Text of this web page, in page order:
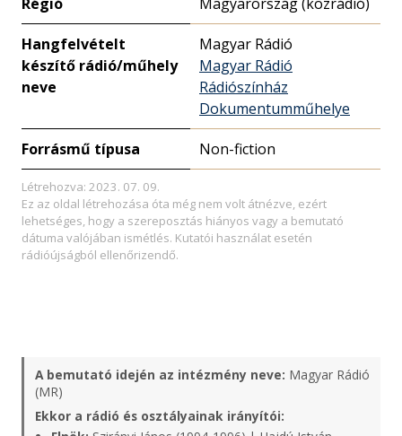
Hangfelvételt
készítő rádió/műhely
neve
Magyar Rádió
Magyar Rádió
Rádiószínház
Dokumentumműhelye
Forrásmű típusa Non-fiction
Létrehozva: 2023. 07. 09.
Ez az oldal létrehozása óta még nem volt átnézve, ezért
lehetséges, hogy a szereposztás hiányos vagy a bemutató
dátuma valójában ismétlés. Kutatói használat esetén
rádióújságból ellenőrizendő.
A bemutató idején az intézmény neve: Magyar Rádió
(MR)
Ekkor a rádió és osztályainak irányítói: